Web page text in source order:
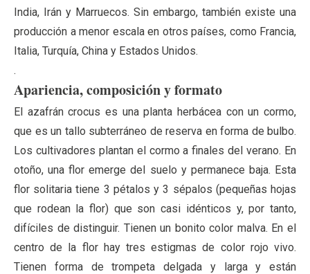
India, Irán y Marruecos. Sin embargo, también existe una
producción a menor escala en otros países, como Francia,
Italia, Turquía, China y Estados Unidos.
.
Apariencia, composición y formato
El azafrán crocus es una planta herbácea con un cormo,
que es un tallo subterráneo de reserva en forma de bulbo.
Los cultivadores plantan el cormo a finales del verano. En
otoño, una flor emerge del suelo y permanece baja. Esta
flor solitaria tiene 3 pétalos y 3 sépalos (pequeñas hojas
que rodean la flor) que son casi idénticos y, por tanto,
difíciles de distinguir. Tienen un bonito color malva. En el
centro de la flor hay tres estigmas de color rojo vivo.
Tienen forma de trompeta delgada y larga y están